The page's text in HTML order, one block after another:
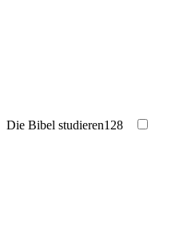
Die Bibel studieren128